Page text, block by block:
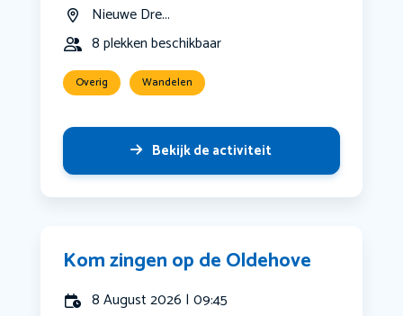
Nieuwe Dre...
8 plekken beschikbaar
Overig Wandelen
Bekijk de activiteit
Kom zingen op de Oldehove
8 August 2026 | 09:45